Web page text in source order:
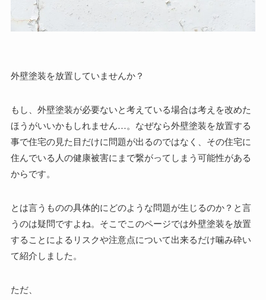
外壁塗装を放置していませんか？
もし、外壁塗装が必要ないと考えている場合は考えを改めた
ほうがいいかもしれません…。なぜなら外壁塗装を放置する
事で住宅の見た目だけに問題が出るのではなく、その住宅に
住んでいる人の健康被害にまで繋がってしまう可能性がある
からです。
とは言うものの具体的にどのような問題が生じるのか？と言
うのは疑問ですよね。そこでこのページでは外壁塗装を放置
することによるリスクや注意点について出来るだけ噛み砕い
て紹介しました。
ただ、